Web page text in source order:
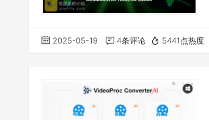
2025-05-19 4条评论 5441点热度